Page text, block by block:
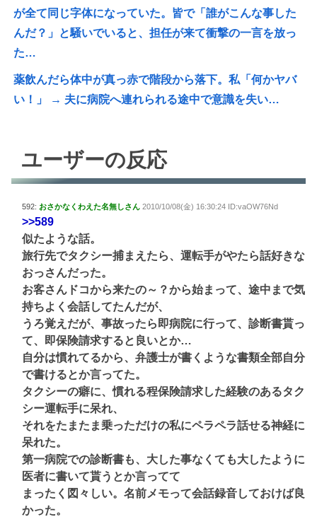
が全て同じ字体になっていた。皆で「誰がこんな事した
んだ？」と騒いでいると、担任が来て衝撃の一言を放っ
た…
薬飲んだら体中が真っ赤で階段から落下。私「何かヤバ
い！」 → 夫に病院へ連れられる途中で意識を失い…
ユーザーの反応
592: おさかなくわえた名無しさん 2010/10/08(金) 16:30:24 ID:vaOW76Nd
>>589
似たような話。
旅行先でタクシー捕まえたら、運転手がやたら話好きな
おっさんだった。
お客さんドコから来たの～？から始まって、途中まで気
持ちよく会話してたんだが、
うろ覚えだが、事故ったら即病院に行って、診断書貰っ
て、即保険請求すると良いとか…
自分は慣れてるから、弁護士が書くような書類全部自分
で書けるとか言ってた。
タクシーの癖に、慣れる程保険請求した経験のあるタク
シー運転手に呆れ、
それをたまたま乗っただけの私にペラペラ話せる神経に
呆れた。
第一病院での診断書も、大した事なくても大したように
医者に書いて貰うとか言ってて
まったく図々しい。名前メモって会話録音しておけば良
かった。